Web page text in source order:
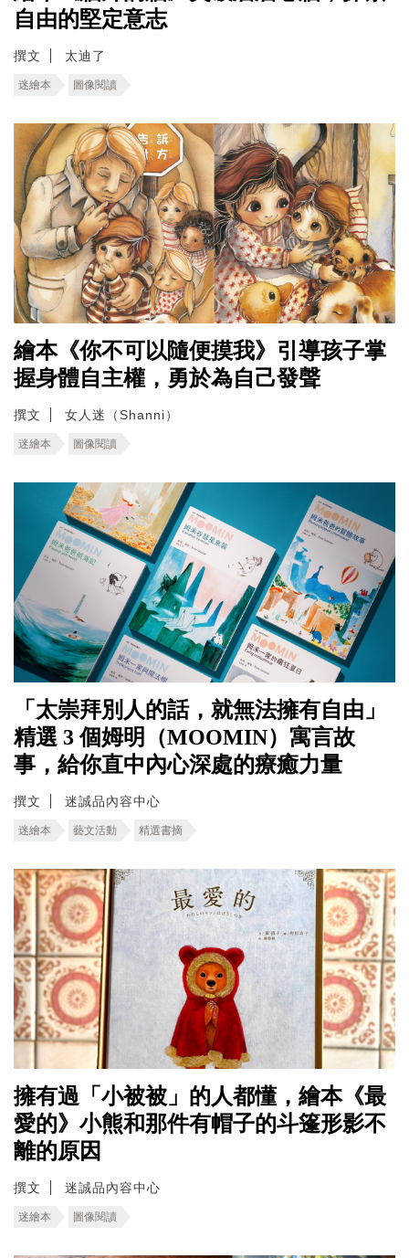
自由的堅定意志
撰文 太迪了
迷繪本 圖像閱讀
繪本《你不可以隨便摸我》引導孩子掌
握身體自主權，勇於為自己發聲
撰文 女人迷（Shanni）
迷繪本 圖像閱讀
「太崇拜別人的話，就無法擁有自由」
精選 3 個姆明（MOOMIN）寓言故
事，給你直中內心深處的療癒力量
撰文 迷誠品內容中心
迷繪本 藝文活動 精選書摘
擁有過「小被被」的人都懂，繪本《最
愛的》小熊和那件有帽子的斗篷形影不
離的原因
撰文 迷誠品內容中心
迷繪本 圖像閱讀